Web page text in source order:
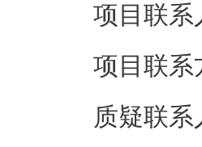
项目联系
项目联系
质疑联系